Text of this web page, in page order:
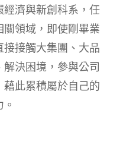
濟與新創科系，任
領域，即使剛畢業
接觸大集團、大品
決困境，參與公司
此累積屬於自己的